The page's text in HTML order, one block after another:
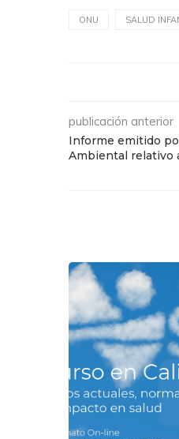
ONU SALUD
publicación anterior
Informe emitido
Ambiental relativo